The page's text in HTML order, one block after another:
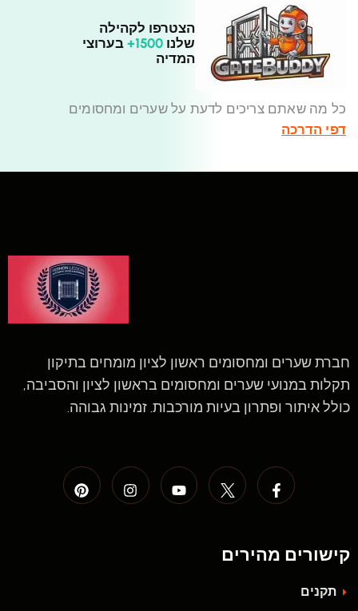
הצטרפו לקהילה
שלנו 1500+
בערוצי
המדיה
כל מה שאתם צריכים לדעת על שערים ומחסומים
דפי הדרכה
חברת שערים ומחסומים ראשון לציון מומחים בתיקון
תקלות במנועי שערים ומחסומים בראשון לציון והסביבה,
כולל איתור ופתרון בעיות מורכבות. זמינות גבוהה.
קישורים מהירים
תקנים